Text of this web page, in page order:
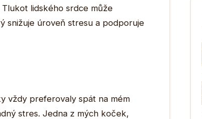
lidského srdce může
snižuje úroveň stresu a podporuje
vždy preferovaly spát na mém
stres. Jedna z mých koček,